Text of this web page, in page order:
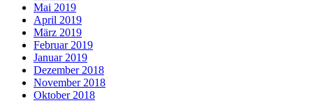
Mai 2019
April 2019
März 2019
Februar 2019
Januar 2019
Dezember 2018
November 2018
Oktober 2018